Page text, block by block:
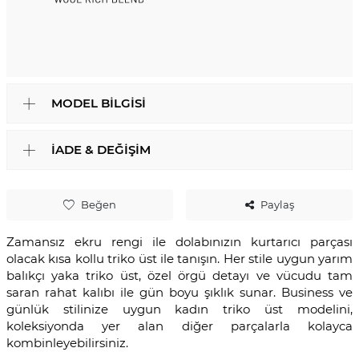
Beğen Paylaş
Zamansız ekru rengi ile dolabınızın kurtarıcı parçası
olacak kısa kollu triko üst ile tanışın. Her stile uygun yarım
balıkçı yaka triko üst, özel örgü detayı ve vücudu tam
saran rahat kalıbı ile gün boyu şıklık sunar. Business ve
günlük stilinize uygun kadın triko üst modelini,
koleksiyonda yer alan diğer parçalarla kolayca
kombinleyebilirsiniz.
MODEL BILGISI
İADE & DEĞIŞIM